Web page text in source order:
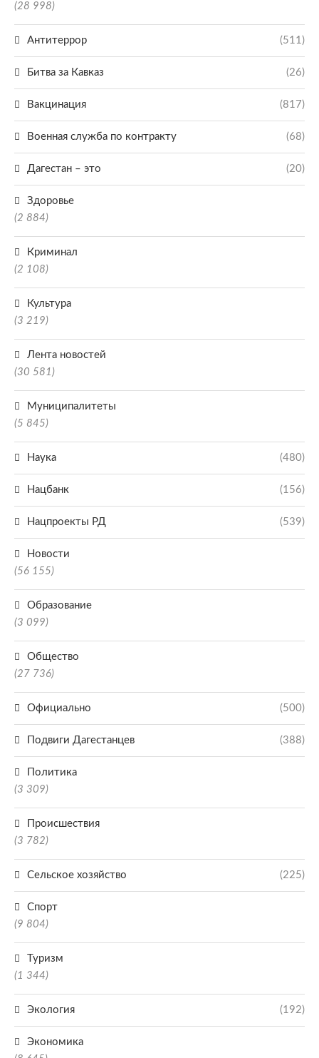
(28 998)
Антитеррор (511)
Битва за Кавказ (26)
Вакцинация (817)
Военная служба по контракту (68)
Дагестан – это (20)
Здоровье
(2 884)
Криминал
(2 108)
Культура
(3 219)
Лента новостей
(30 581)
Муниципалитеты
(5 845)
Наука (480)
Нацбанк (156)
Нацпроекты РД (539)
Новости
(56 155)
Образование
(3 099)
Общество
(27 736)
Официально (500)
Подвиги Дагестанцев (388)
Политика
(3 309)
Происшествия
(3 782)
Сельское хозяйство (225)
Спорт
(9 804)
Туризм
(1 344)
Экология (192)
Экономика